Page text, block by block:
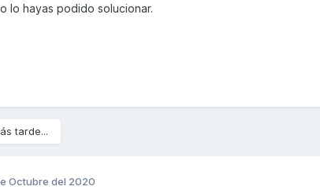
lo hayas podido solucionar.
tarde...
Octubre del 2020